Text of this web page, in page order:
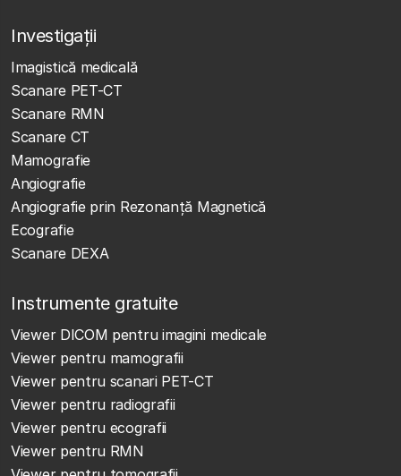
Investigații
Imagistică medicală
Scanare PET-CT
Scanare RMN
Scanare CT
Mamografie
Angiografie
Angiografie prin Rezonanță Magnetică
Ecografie
Scanare DEXA
Instrumente gratuite
Viewer DICOM pentru imagini medicale
Viewer pentru mamografii
Viewer pentru scanari PET-CT
Viewer pentru radiografii
Viewer pentru ecografii
Viewer pentru RMN